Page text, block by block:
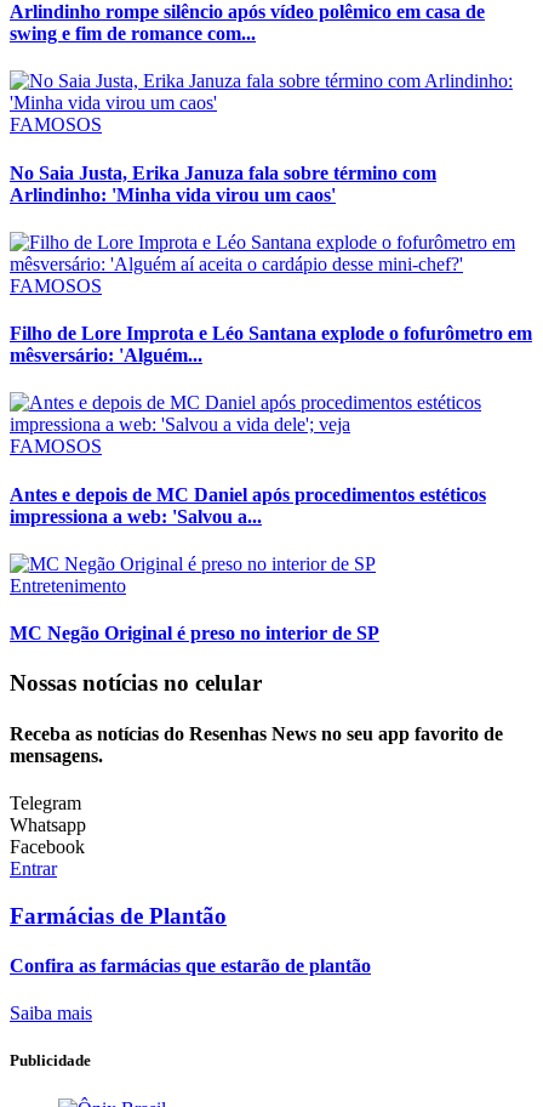
Arlindinho rompe silêncio após vídeo polêmico em casa de
swing e fim de romance com...
FAMOSOS
No Saia Justa, Erika Januza fala sobre término com
Arlindinho: 'Minha vida virou um caos'
FAMOSOS
Filho de Lore Improta e Léo Santana explode o fofurômetro em
mêsversário: 'Alguém...
FAMOSOS
Antes e depois de MC Daniel após procedimentos estéticos
impressiona a web: 'Salvou a...
Entretenimento
MC Negão Original é preso no interior de SP
Nossas notícias no celular
Receba as notícias do Resenhas News no seu app favorito de
mensagens.
Telegram
Whatsapp
Facebook
Entrar
Farmácias de Plantão
Confira as farmácias que estarão de plantão
Saiba mais
Publicidade